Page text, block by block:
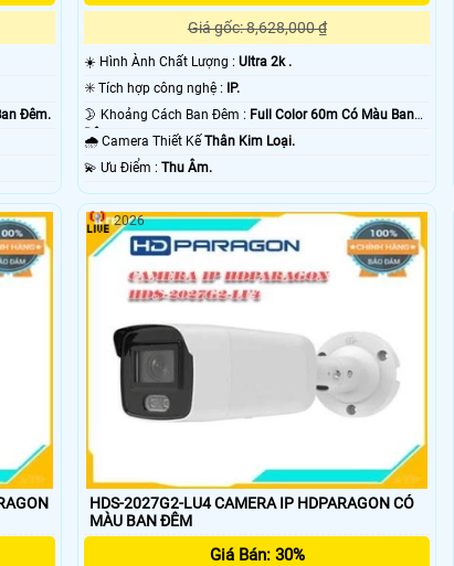
Đêm.
Giá gốc: 8,628,000 ₫
☀️ Hình Ành Chất Lượng :Ultra 2k .
✳️ Tích hợp công nghệ : IP.
🌛 Khoảng Cách Ban Đêm : Full Color 60m Có Màu Ban
Đêm.🌧️ Camera Thiết KếThân Kim Loại.
️💫 Ưu Điểm :Thu Âm.
HDS-2027G2-LU4 CAMERA IP HDPARAGON CÓ
MÀU BAN ĐÊM
Giá Bán: 30%
2026